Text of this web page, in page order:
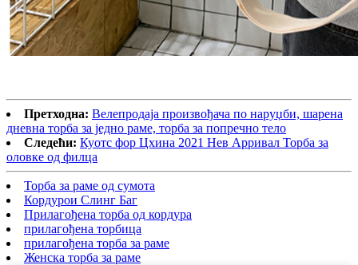
Претходна: Велепродаја произвођача по наруџби, шарена
дневна торба за једно раме, торба за попречно тело
Следећи: Куотс фор Цхина 2021 Нев Арривал Торба за
оловке од филца
Торба за раме од сумота
Кордурои Слинг Баг
Прилагођена торба од кордура
прилагођена торбица
прилагођена торба за раме
Женска торба за раме